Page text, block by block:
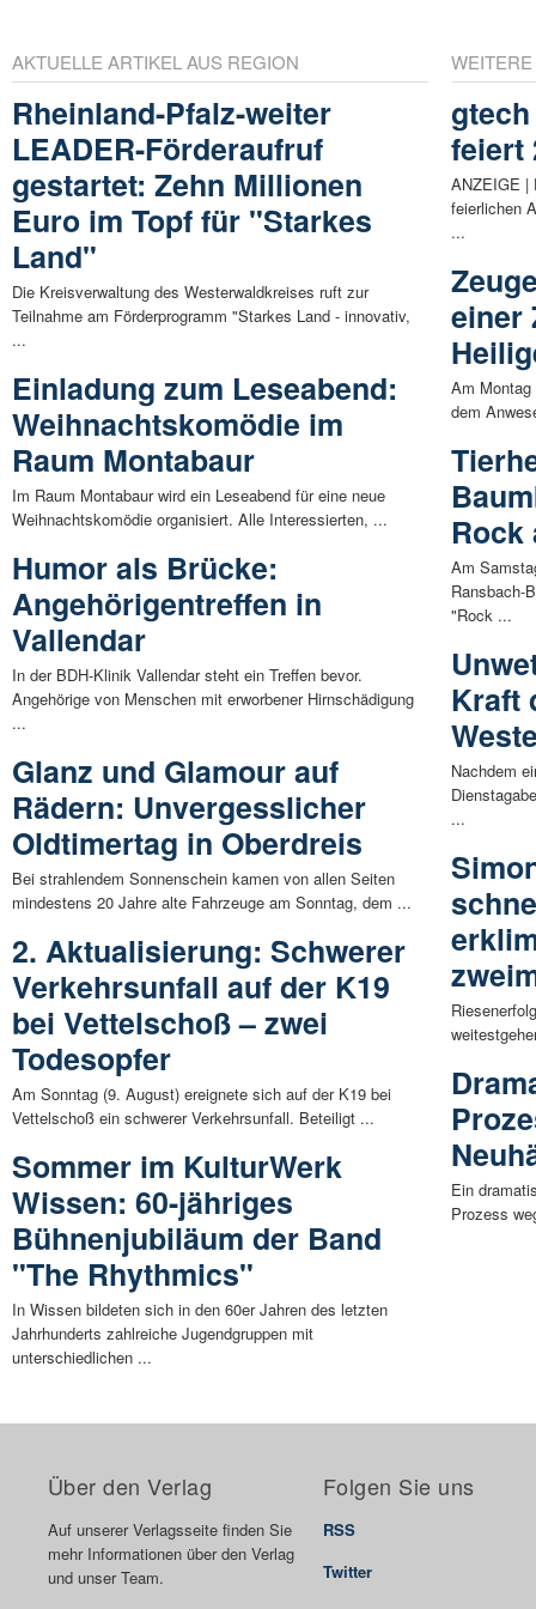
AKTUELLE ARTIKEL AUS REGION
Rheinland-Pfalz-weiter
LEADER-Förderaufruf
gestartet: Zehn Millionen
Euro im Topf für "Starkes
Land"
Die Kreisverwaltung des Westerwaldkreises ruft zur
Teilnahme am Förderprogramm "Starkes Land - innovativ,
...
Einladung zum Leseabend:
Weihnachtskomödie im
Raum Montabaur
Im Raum Montabaur wird ein Leseabend für eine neue
Weihnachtskomödie organisiert. Alle Interessierten, ...
Humor als Brücke:
Angehörigentreffen in
Vallendar
In der BDH-Klinik Vallendar steht ein Treffen bevor.
Angehörige von Menschen mit erworbener Hirnschädigung
...
Glanz und Glamour auf
Rädern: Unvergesslicher
Oldtimertag in Oberdreis
Bei strahlendem Sonnenschein kamen von allen Seiten
mindestens 20 Jahre alte Fahrzeuge am Sonntag, dem ...
2. Aktualisierung: Schwerer
Verkehrsunfall auf der K19
bei Vettelschoß – zwei
Todesopfer
Am Sonntag (9. August) ereignete sich auf der K19 bei
Vettelschoß ein schwerer Verkehrsunfall. Beteiligt ...
Sommer im KulturWerk
Wissen: 60-jähriges
Bühnenjubiläum der Band
"The Rhythmics"
In Wissen bildeten sich in den 60er Jahren des letzten
Jahrhunderts zahlreiche Jugendgruppen mit
unterschiedlichen ...
feiert
ANZEIGE |
feierlichen
...
einer
Am
dem
Rock
Am
Ransbach-
"Rock ...
Kraft
Nachdem
...
Ein
Prozess
Über den Verlag
Auf unserer Verlagsseite finden Sie
mehr Informationen über den Verlag
und unser Team.
Folgen Sie uns
RSS
Twitter